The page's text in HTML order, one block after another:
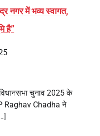
नगर में भव्य स्वागत,
है”
चुनाव 2025 के
Raghav Chadha ने